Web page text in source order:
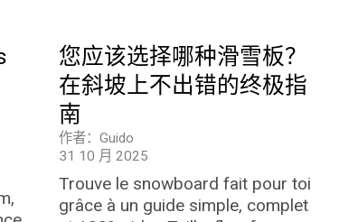
您应该选择哪种滑雪板？
在斜坡上不出错的终极指
南
作者：Guido
31 10 月 2025
Trouve le snowboard fait pour toi
grâce à un guide simple, complet